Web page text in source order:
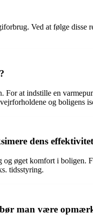
Ved at følge
at indstille en
og boligens
dens
øget komfort i boligen.
tidsstyring.
man være